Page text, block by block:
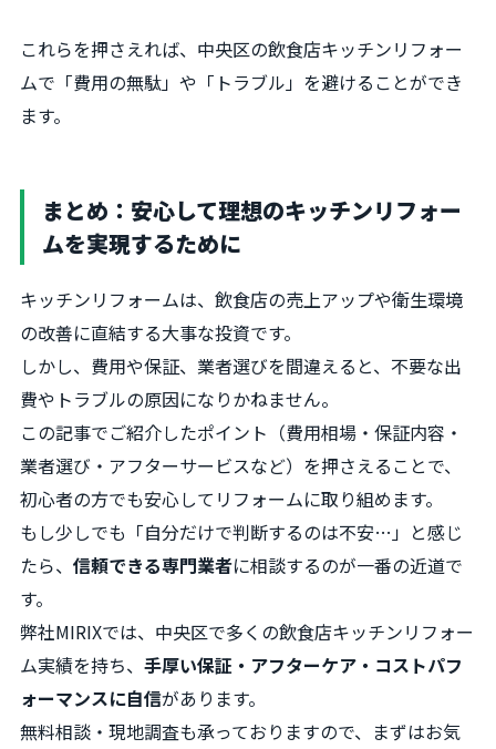
これらを押さえれば、中央区の飲食店キッチンリフォー
ムで「費用の無駄」や「トラブル」を避けることができ
ます。
まとめ：安心して理想のキッチンリフォー
ムを実現するために
キッチンリフォームは、飲食店の売上アップや衛生環境
の改善に直結する大事な投資です。
しかし、費用や保証、業者選びを間違えると、不要な出
費やトラブルの原因になりかねません。
この記事でご紹介したポイント（費用相場・保証内容・
業者選び・アフターサービスなど）を押さえることで、
初心者の方でも安心してリフォームに取り組めます。
もし少しでも「自分だけで判断するのは不安…」と感じ
たら、 信頼できる専門業者に相談するのが一番の近道で
す。
弊社MIRIXでは、中央区で多くの飲食店キッチンリフォー
ム実績を持ち、 手厚い保証・アフターケア・コストパフ
ォーマンスに自信があります。
無料相談・現地調査も承っておりますので、まずはお気